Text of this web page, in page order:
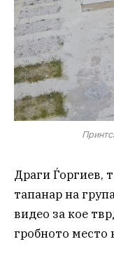
Драги Ѓоргиев,
тапанар на
видео за кое
гробното место